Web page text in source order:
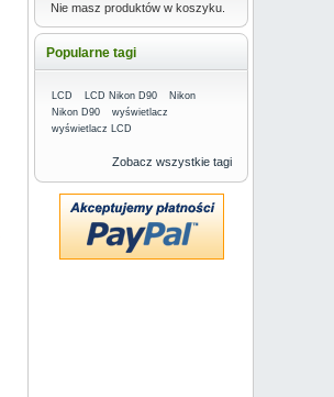
Nie masz produktów w koszyku.
Popularne tagi
LCD LCD Nikon D90
Nikon
Nikon D90
wyświetlacz
wyświetlacz LCD
Zobacz wszystkie tagi